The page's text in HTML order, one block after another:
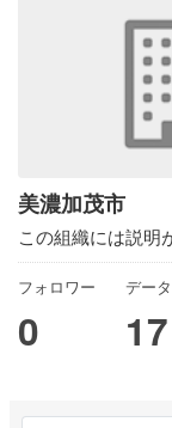
美濃加茂市
この組織には説明
フォロワー
0
デー
17